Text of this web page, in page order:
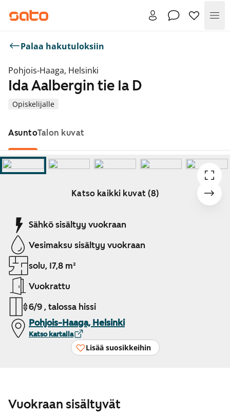
Palaa hakutuloksiin
Pohjois-Haaga, Helsinki
Opiskelijalle
Ida Aalbergin tie 1a D
AsuntoTalon kuvat
Katso kaikki kuvat (8)
Näytetään dia 1 / 8
Sähkö sisältyy vuokraan
Vesimaksu sisältyy vuokraan
solu, 17,8 m²
Vuokrattu
6/9 , talossa hissi
Pohjois-Haaga, Helsinki
Katso kartalla
Lisää suosikkeihin
Vuokraan sisältyvät